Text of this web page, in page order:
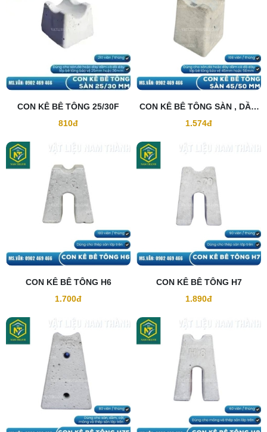
CON KÊ BÊ TÔNG 25/30F
810đ
CON KÊ BÊ TÔNG SÀN , DẦM
45/50F
1.574đ
CON KÊ BÊ TÔNG H6
1.700đ
CON KÊ BÊ TÔNG H7
1.890đ